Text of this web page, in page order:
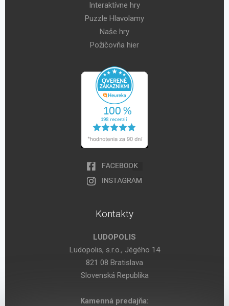
Interaktívne hry
Puzzle Hlavolamy
Naše hry
Požičovňa hier
Kontakty
LUDOPOLIS
Ludopolis, s.r.o., Jégého 14
821 08 Bratislava
Slovenská Republika
Kamenná predajňa: